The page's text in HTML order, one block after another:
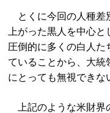
とくに今回の人種差
上がった黒人を中心
圧倒的に多くの白人た
ていることから、大統
にとっても無視できな
上記のような米財界